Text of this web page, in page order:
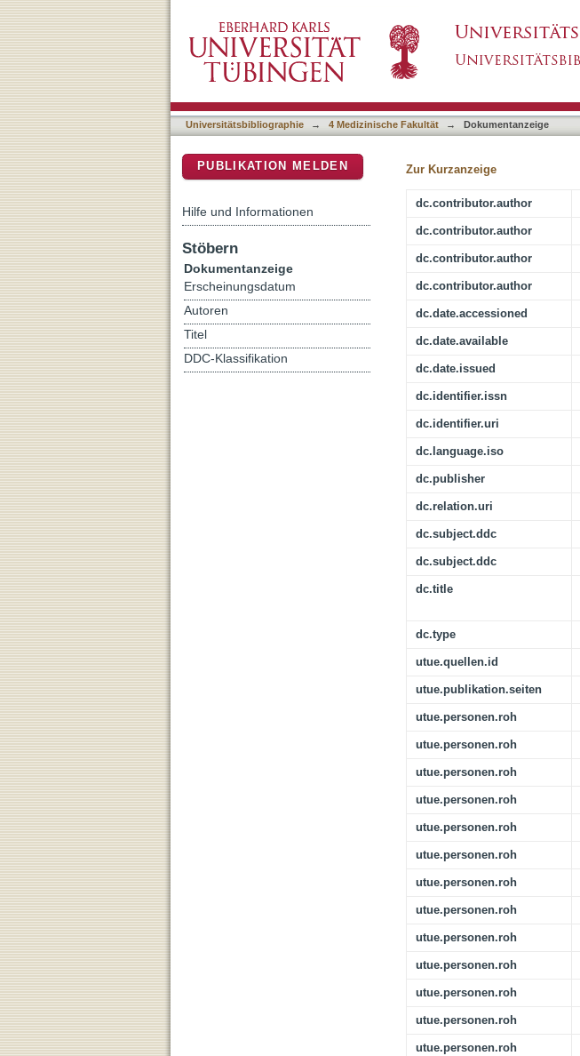
Universitätsbibliographie → 4 Medizinische Fakultät → Dokumentanzeige
Zur Kurzanzeige
dc.contributor.author
dc.contributor.author
dc.contributor.author
dc.contributor.author
dc.date.accessioned
dc.date.available
dc.date.issued
dc.identifier.issn
dc.identifier.uri
dc.language.iso
dc.publisher
dc.relation.uri
dc.subject.ddc
dc.subject.ddc
dc.title
dc.type
utue.quellen.id
utue.publikation.seiten
utue.personen.roh
utue.personen.roh
utue.personen.roh
utue.personen.roh
utue.personen.roh
utue.personen.roh
utue.personen.roh
utue.personen.roh
utue.personen.roh
utue.personen.roh
utue.personen.roh
utue.personen.roh
utue.personen.roh
PUBLIKATION MELDEN
Hilfe und Informationen
Stöbern
Dokumentanzeige
Erscheinungsdatum
Autoren
Titel
DDC-Klassifikation